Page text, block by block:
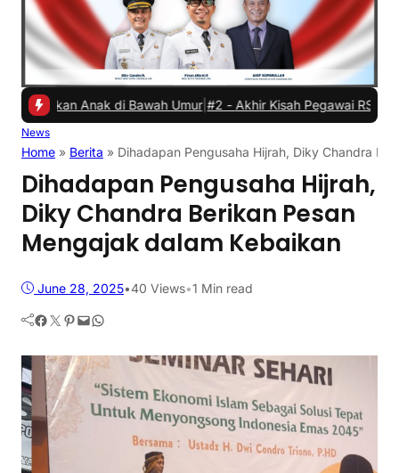
Anak di Bawah Umur|#2 -Akhir Kisah Pegawai RSUD yang
News
Home » Berita » Dihadapan Pengusaha Hijrah, Diky Chandra
Dihadapan Pengusaha Hijrah,
Diky Chandra Berikan Pesan
Mengajak dalam Kebaikan
June 28, 2025•40 Views•1 Min read
Facebook Twitter Pinterest Mail WhatsApp